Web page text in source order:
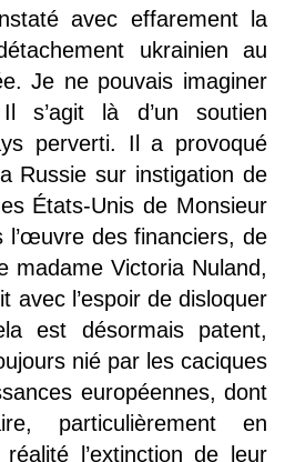
avec effarement la
ukrainien au
Je ne pouvais imaginer
s’agit là d’un soutien
perverti. Il a provoqué
Russie sur instigation de
États-Unis de Monsieur
l’œuvre des financiers, de
madame Victoria Nuland,
avec l’espoir de disloquer
est désormais patent,
nié par les caciques
européennes, dont
particulièrement en
l’extinction de leur